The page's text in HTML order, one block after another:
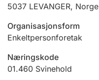
Ektepaktveileder
Offentlig sektor
5037 LEVANGER, Norge
Organisasjonsform
Enkeltpersonforetak
Næringskode
01.460 Svinehold